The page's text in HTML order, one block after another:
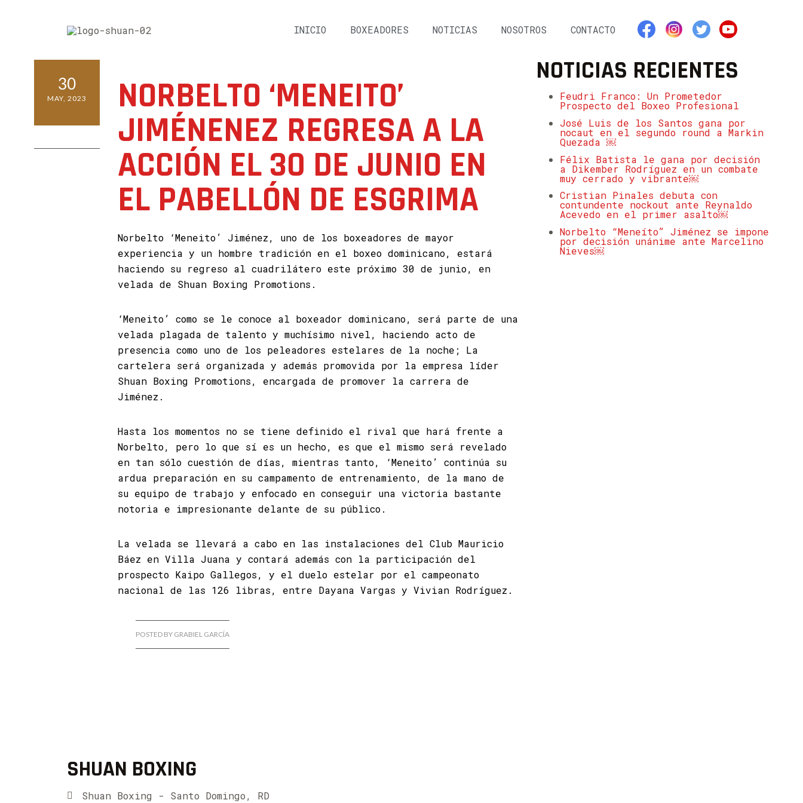
INICIO BOXEADORES NOTICIAS NOSOTROS CONTACTO
30
MAY, 2023 NORBELTO ‘MENEITO’
JIMÉNENEZ REGRESA A LA
ACCIÓN EL 30 DE JUNIO EN
EL PABELLÓN DE ESGRIMA
Norbelto ‘Meneito’ Jiménez, uno de los boxeadores de mayor
experiencia y un hombre tradición en el boxeo dominicano, estará
haciendo su regreso al cuadrilátero este próximo 30 de junio, en
velada de Shuan Boxing Promotions.
‘Meneito’ como se le conoce al boxeador dominicano, será parte de una
velada plagada de talento y muchísimo nivel, haciendo acto de
presencia como uno de los peleadores estelares de la noche; La
cartelera será organizada y además promovida por la empresa líder
Shuan Boxing Promotions, encargada de promover la carrera de
Jiménez.
Hasta los momentos no se tiene definido el rival que hará frente a
Norbelto, pero lo que sí es un hecho, es que el mismo será revelado
en tan sólo cuestión de días, mientras tanto, ‘Meneito’ continúa su
ardua preparación en su campamento de entrenamiento, de la mano de
su equipo de trabajo y enfocado en conseguir una victoria bastante
notoria e impresionante delante de su público.
La velada se llevará a cabo en las instalaciones del Club Mauricio
Báez en Villa Juana y contará además con la participación del
prospecto Kaipo Gallegos, y el duelo estelar por el campeonato
nacional de las 126 libras, entre Dayana Vargas y Vivian Rodríguez.
POSTED BY GRABIEL GARCÍA
NOTICIAS RECIENTES
Feudri Franco: Un Prometedor
Prospecto del Boxeo Profesional
José Luis de los Santos gana por
nocaut en el segundo round a Markin
Quezada ￼
Félix Batista le gana por decisión
a Dikember Rodríguez en un combate
muy cerrado y vibrante￼
Cristian Pinales debuta con
contundente nockout ante Reynaldo
Acevedo en el primer asalto￼
Norbelto “Meneíto” Jiménez se impone
por decisión unánime ante Marcelino
Nieves￼
SHUAN BOXING
Shuan Boxing - Santo Domingo, RD